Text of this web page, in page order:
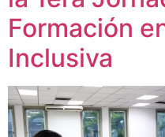
Formación
Inclusiva